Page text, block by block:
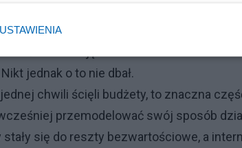
na działania internetowe.
(a raczej: działający w Polsce, bo
o edukację swoich reklamodawców
jednak o to nie dbał.
chwili ścięli budżety, to znaczna
przemodelować swój sposób
stały się do reszty bezwartościowe, a
USTAWIENIA